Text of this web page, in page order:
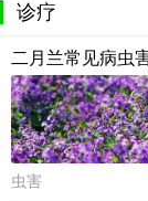
诊疗
二月兰常见病虫
虫害